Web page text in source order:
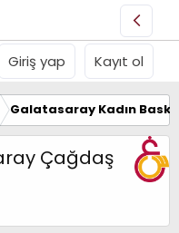
Giriş yap Kayıt ol
Galatasaray Kadın
Çağdaş